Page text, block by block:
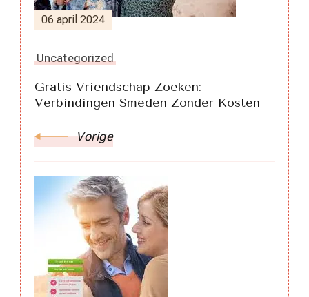
06 april 2024
Uncategorized
Gratis Vriendschap Zoeken:
Verbindingen Smeden Zonder Kosten
Vorige